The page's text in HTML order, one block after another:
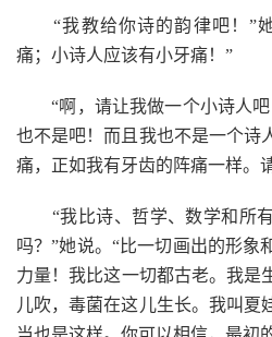
“我教给你诗的韵律吧！”她
痛；小诗人应该有小牙痛！”
“啊，请让我做一个小诗人吧
也不是吧！而且我也不是一个诗
痛，正如我有牙齿的阵痛一样。
“我比诗、哲学、数学和所有
吗？”她说。“比一切画出的形象
力量！我比这一切都古老。我
儿吹，毒菌在这儿生长。我叫夏